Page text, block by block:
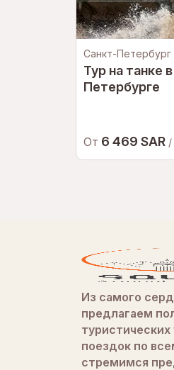
Санкт-Петербург
Тур на танке
Петербурге
От 6 469 SAR /
Из самого
предлагаем
туристических
поездок по
стремимся